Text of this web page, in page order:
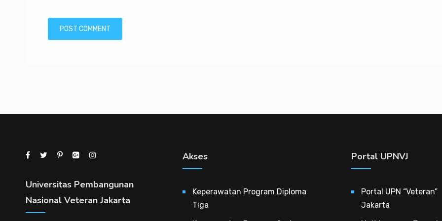
Universitas Pembangunan
Nasional Veteran Jakarta
Akses
Keperawatan Program Diploma
Tiga
Portal UPNVJ
Portal UPN “Veteran”
Jakarta